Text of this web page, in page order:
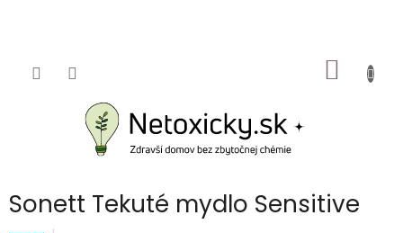
KOŠÍK
Sonett Tekuté mydlo Sensitive